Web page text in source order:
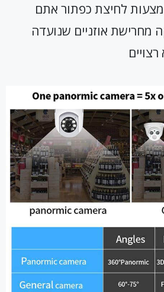
לחיצת כפתור אתם
מחרישת אוזניים שנועדה